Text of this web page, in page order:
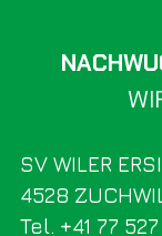
SV WILER
4528
Tel. +41 77